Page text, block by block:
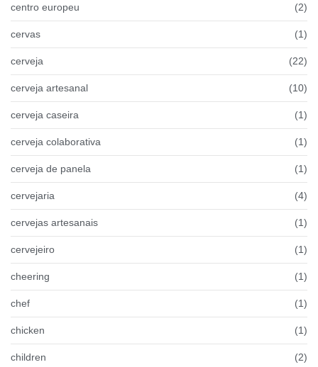
centro europeu (2)
cervas (1)
cerveja (22)
cerveja artesanal (10)
cerveja caseira (1)
cerveja colaborativa (1)
cerveja de panela (1)
cervejaria (4)
cervejas artesanais (1)
cervejeiro (1)
cheering (1)
chef (1)
chicken (1)
children (2)